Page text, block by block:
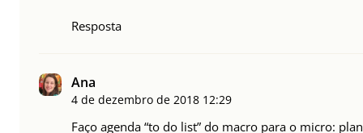
Resposta
Ana
4 de dezembro de 2018 12:29
Faço agenda “to do list” do macro para o micro: